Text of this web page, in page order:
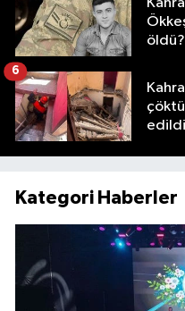
öldü?
edildi
6
Kategori Haberler